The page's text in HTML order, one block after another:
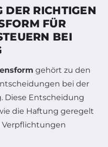
DER RICHTIGEN
FÜR
BEI
gehört zu den
bei der
Diese Entscheidung
die Haftung geregelt
Verpflichtungen